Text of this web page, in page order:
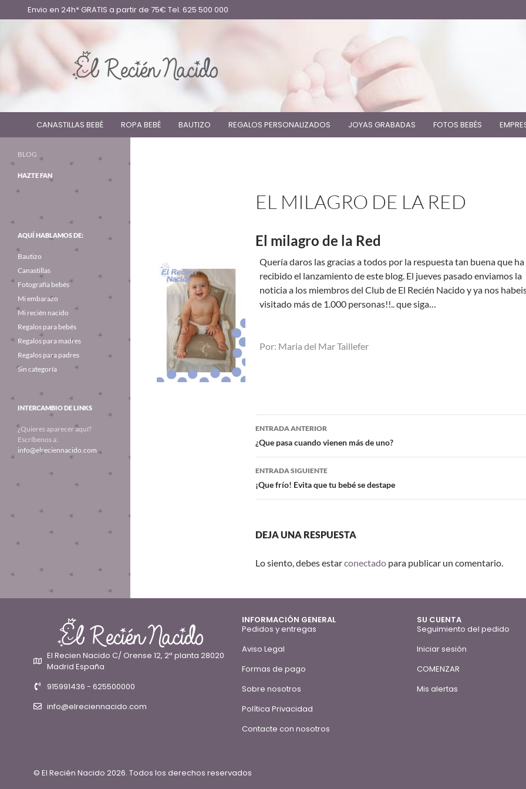
Envio en 24h* GRATIS a partir de 75€ Tel. 625 500 000
CANASTILLAS BEBÉ ROPA BEBÉ BAUTIZO REGALOS PERSONALIZADOS JOYAS GRABADAS FOTOS BEBÉS
EL MILAGRO DE LA RED
El milagro de la Red
Quería daros las gracias a todos por la respuesta tan buena que ha
recibido el lanzamiento de este blog. El jueves pasado enviamos la
noticia a los miembros del Club de El Recién Nacido y ya nos
visitado más de 1.000 personas!!.. que siga…
Por: Maria del Mar Taillefer
ENTRADA ANTERIOR
¿Que pasa cuando vienen más de uno?
ENTRADA SIGUIENTE
¡Que frío! Evita que tu bebé se destape
DEJA UNA RESPUESTA
Lo siento, debes estarconectado para publicar un comentario.
BLOG
HAZTE FAN
AQUÍ HABLAMOS DE:
Bautizo
Canastillas
Fotografía bebés
Mi embarazo
Mi recién nacido
Regalos para bebés
Regalos para madres
Regalos para padres
Sin categoría
INTERCAMBIO DE LINKS
¿Quieres aparecer aquí?
Escríbenos a:
info@elreciennacido.com
El Recien Nacido C/ Orense 12, 2ª planta 28020
Madrid España
915991436 - 625500000
info@elreciennacido.com
INFORMACIÓN GENERAL
Pedidos y entregas
Aviso Legal
Formas de pago
Sobre nosotros
Política Privacidad
Contacte con nosotros
SU CUENTA
Seguimiento del pedido
Iniciar sesión
COMENZAR
Mis alertas
© El Recién Nacido 2026. Todos los derechos reservados